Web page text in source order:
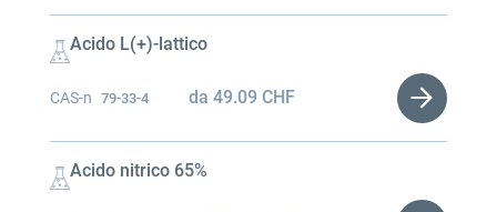
Acido L(+)-lattico
CAS-n 79-33-4 da49.09CHF
Acido nitrico 65%